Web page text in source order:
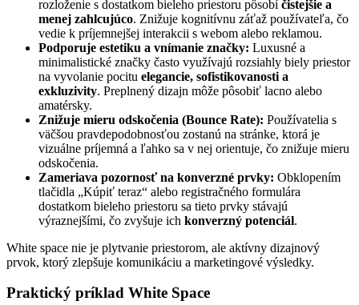
rozloženie s dostatkom bieleho priestoru pôsobíčistejšie a
menej zahlcujúco. Znižuje kognitívnu záťaž používateľa, čo
vedie k príjemnejšej interakcii s webom alebo reklamou.
Podporuje estetiku a vnímanie značky: Luxusné a
minimalistické značky často využívajú rozsiahly biely priestor
na vyvolanie pocitu elegancie, sofistikovanosti a
exkluzivity. Preplnený dizajn môže pôsobiť lacno alebo
amatérsky.
Znižuje mieru odskočenia (Bounce Rate): Používatelia s
väčšou pravdepodobnosťou zostanú na stránke, ktorá je
vizuálne príjemná a ľahko sa v nej orientuje, čo znižuje mieru
odskočenia.
Zameriava pozornosť na konverzné prvky: Obklopením
tlačidla „Kúpiť teraz“ alebo registračného formulára
dostatkom bieleho priestoru sa tieto prvky stávajú
výraznejšími, čo zvyšuje ich konverzný potenciál.
White space nie je plytvanie priestorom, ale aktívny dizajnový
prvok, ktorý zlepšuje komunikáciu a marketingové výsledky.
Praktický príklad White Space